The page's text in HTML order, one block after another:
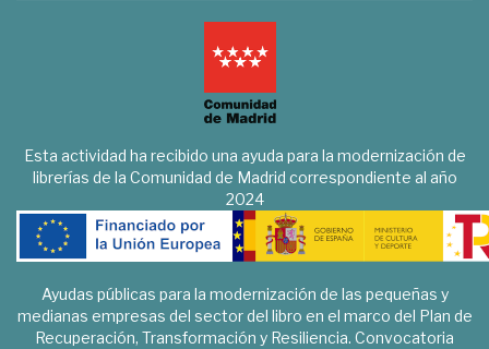
Esta actividad ha recibido una ayuda para la modernización de
librerías de la Comunidad de Madrid correspondiente al año
2024
Ayudas públicas para la modernización de las pequeñas y
medianas empresas del sector del libro en el marco del Plan de
Recuperación, Transformación y Resiliencia. Convocatoria